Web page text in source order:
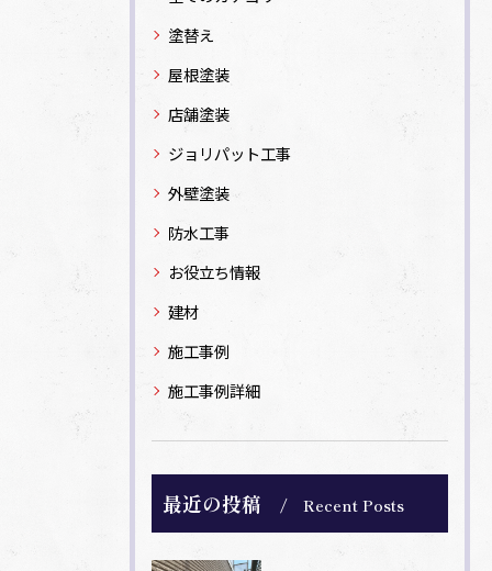
塗替え
屋根塗装
店舗塗装
ジョリパット工事
外壁塗装
防水工事
お役立ち情報
建材
施工事例
施工事例詳細
最近の投稿 Recent Posts